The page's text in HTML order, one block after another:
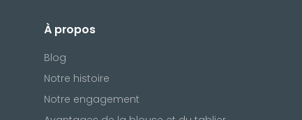
À propos
Blog
Notre histoire
Notre engagement